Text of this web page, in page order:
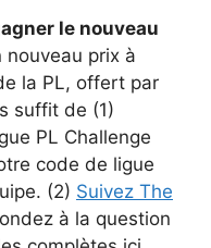
le nouveau
nouveau prix à
la PL, offert par
suffit de (1)
PL Challenge
code de ligue
(2) Suivez The
à la question